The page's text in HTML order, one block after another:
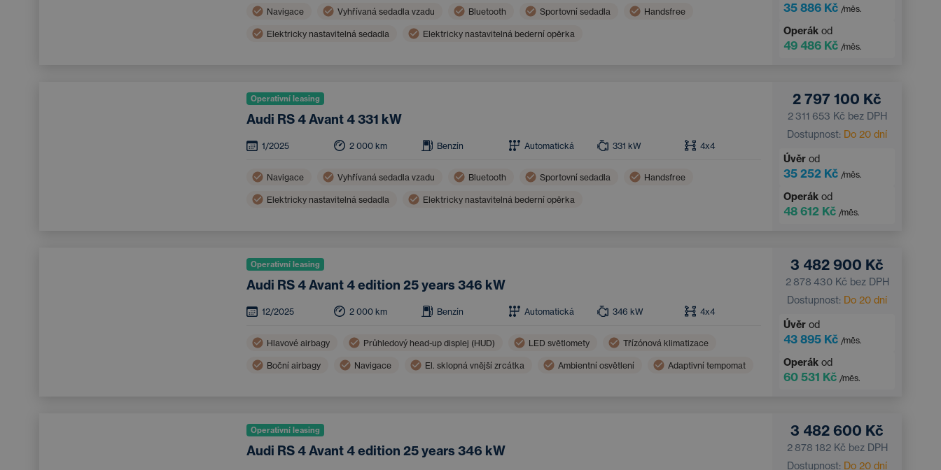
Navigace Vyhřívaná sedadla vzadu Bluetooth Sportovní sedadla Handsfree
Elektricky nastavitelná sedadla Elektricky nastavitelná bederní opěrka
35 886 Kč /měs.
Operák od
49 486 Kč /měs.
Operativní leasing
Audi RS 4 Avant 4 331 kW
1/2025 2 000 km Benzín Automatická 331 kW 4x4
Navigace Vyhřívaná sedadla vzadu Bluetooth Sportovní sedadla Handsfree
Elektricky nastavitelná sedadla Elektricky nastavitelná bederní opěrka
2 797 100 Kč
2 311 653 Kč bez DPH
Dostupnost: Do 20 dní
Úvěr od
35 252 Kč /měs.
Operák od
48 612 Kč /měs.
Operativní leasing
Audi RS 4 Avant 4 edition 25 years 346 kW
12/2025 2 000 km Benzín Automatická 346 kW 4x4
Hlavové airbagy Průhledový head-up displej (HUD) LED světlomety Třízónová klimatizace
Boční airbagy Navigace El. sklopná vnější zrcátka Ambientní osvětlení Adaptivní tempomat
3 482 900 Kč
2 878 430 Kč bez DPH
Dostupnost: Do 20 dní
Úvěr od
43 895 Kč /měs.
Operák od
60 531 Kč /měs.
Operativní leasing
Audi RS 4 Avant 4 edition 25 years 346 kW
3 482 600 Kč
2 878 182 Kč bez DPH
Dostupnost: Do 20 dní